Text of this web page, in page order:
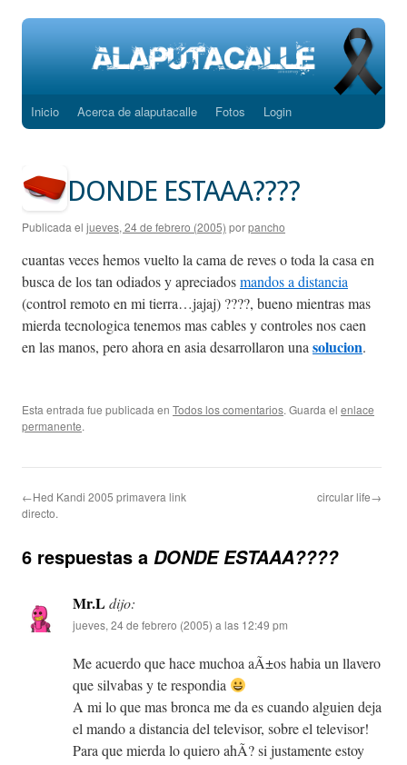
Saltar
contenido
Inicio Acerca de alaputacalle Fotos Login
DONDE ESTAAA????
Publicada el jueves, 24 de febrero (2005) porpancho
cuantas veces hemos vuelto la cama de reves o toda la casa en
busca de los tan odiados y apreciadosmandos a distancia
(control remoto en mi tierra…jajaj) ????, bueno mientras mas
mierda tecnologica tenemos mas cables y controles nos caen
en las manos, pero ahora en asia desarrollaron unasolucion.
Esta entrada fue publicada en Todos los comentarios. Guarda el enlace
permanente.
←Hed Kandi 2005 primavera link
directo.
circular life→
6 respuestas a DONDE ESTAAA????
Mr.Ldijo:
jueves, 24 de febrero (2005) a las 12:49 pm
Me acuerdo que hace muchoa aÃ±os habia un llavero
que silvabas y te respondia
A mi lo que mas bronca me da es cuando alguien deja
el mando a distancia del televisor, sobre el televisor!
Para que mierda lo quiero ahÃ­? si justamente estoy